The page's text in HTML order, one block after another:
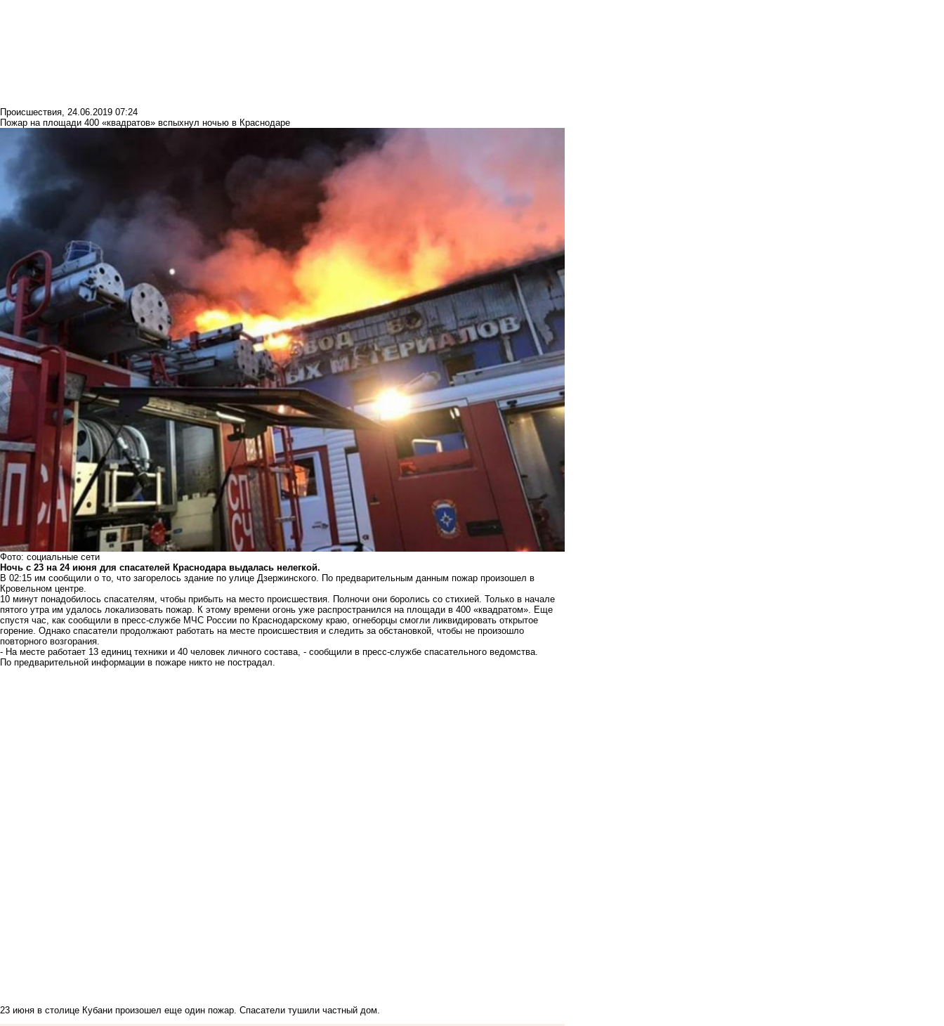
Происшествия, 24.06.2019 07:24
Пожар на площади 400 «квадратов» вспыхнул ночью в Краснодаре
Фото: социальные сети
Ночь с 23 на 24 июня для спасателей Краснодара выдалась нелегкой.
В 02:15 им сообщили о то, что загорелось здание по улице Дзержинского. По предварительным данным пожар произошел в
Кровельном центре.
10 минут понадобилось спасателям, чтобы прибыть на место происшествия. Полночи они боролись со стихией. Только в начале
пятого утра им удалось локализовать пожар. К этому времени огонь уже распространился на площади в 400 «квадратом». Еще
спустя час, как сообщили в пресс-службе МЧС России по Краснодарскому краю, огнеборцы смогли ликвидировать открытое
горение. Однако спасатели продолжают работать на месте происшествия и следить за обстановкой, чтобы не произошло
повторного возгорания.
- На месте работает 13 единиц техники и 40 человек личного состава, - сообщили в пресс-службе спасательного ведомства.
По предварительной информации в пожаре никто не пострадал.
23 июня в столице Кубани произошел еще один пожар. Спасатели тушили частный дом